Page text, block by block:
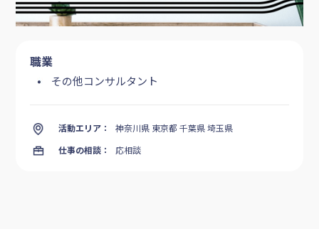
職業
その他コンサルタント
活動エリア：
神奈川県 東京都 千葉県 埼玉県
仕事の相談：
応相談